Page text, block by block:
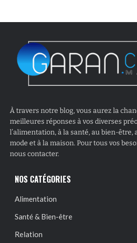
À travers notre blog, vous aurez la
meilleures réponses à vos diverses
l’alimentation, à la santé, au bien-être,
mode et à la maison. Pour tous vos
nous contacter.
NOS CATÉGORIES
Alimentation
Santé & Bien-être
Relation